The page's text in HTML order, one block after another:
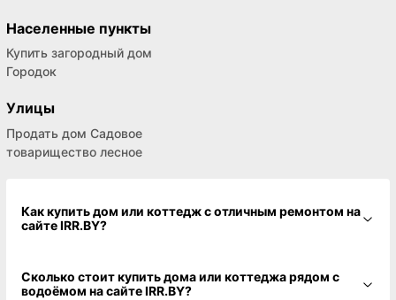
Населенные пункты
Купить загородный дом
Городок
Улицы
Продать дом Садовое
товарищество лесное
Как купить дом или коттедж с отличным ремонтом на
сайте IRR.BY?
Сколько стоит купить дома или коттеджа рядом с
водоёмом на сайте IRR.BY?